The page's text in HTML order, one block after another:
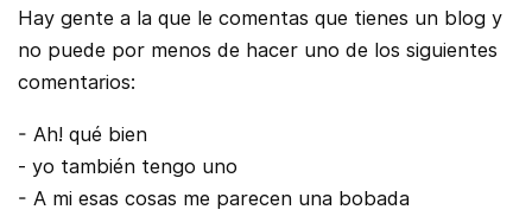
Hay gente a la que le comentas que tienes un blog y
no puede por menos de hacer uno de los siguientes
comentarios:
- Ah! qué bien
- yo también tengo uno
- A mi esas cosas me parecen una bobada